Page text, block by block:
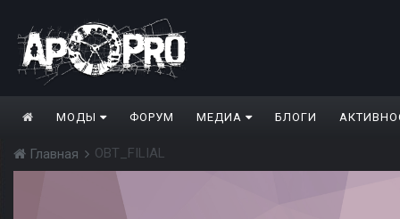
МОДЫ ФОРУМ МЕДИА БЛОГИ
Главная OBT_FILIAL